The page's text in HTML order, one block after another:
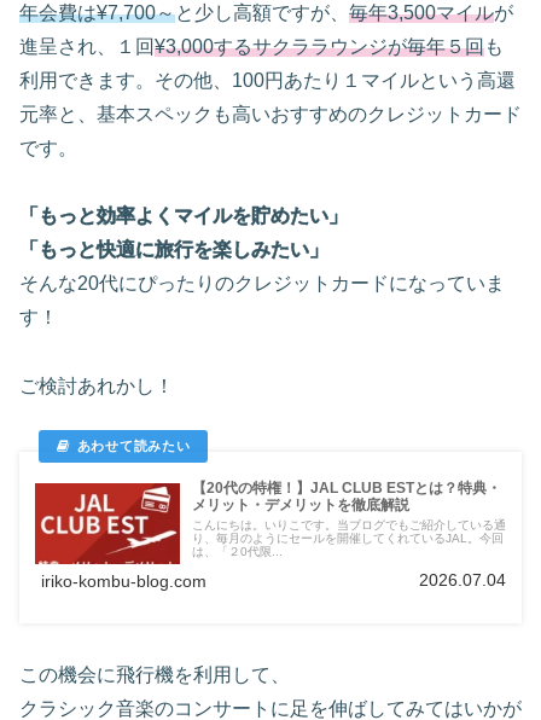
年会費は¥7,700～と少し高額ですが、 毎年3,500マイルが
進呈され、１回¥3,000するサクララウンジが毎年５回も
利用できます。その他、100円あたり１マイルという高還
元率と、基本スペックも高いおすすめのクレジットカード
です。
「もっと効率よくマイルを貯めたい」
「もっと快適に旅行を楽しみたい」
そんな20代にぴったりのクレジットカードになっていま
す！
ご検討あれかし！
【20代の特権！】JAL CLUB ESTとは？特典・
メリット・デメリットを徹底解説
こんにちは。いりこです。当ブログでもご紹介している通
り、毎月のようにセールを開催してくれているJAL。今回
は、「２0代限...
iriko-kombu-blog.com 2026.07.04
この機会に飛行機を利用して、
クラシック音楽のコンサートに足を伸ばしてみてはいかが